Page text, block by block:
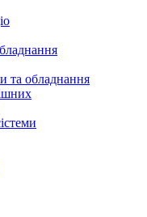
та обладнання